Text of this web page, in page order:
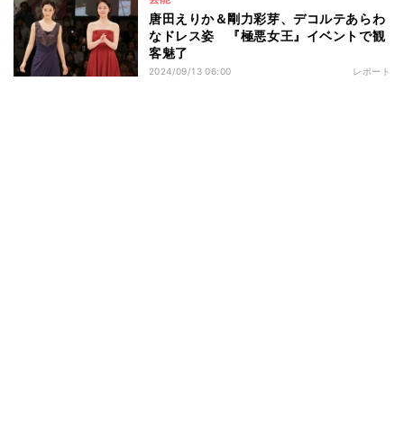
唐田えりか＆剛力彩芽、デコルテあらわ
なドレス姿 『極悪女王』イベントで観
客魅了
2024/09/13 06:00 レポート